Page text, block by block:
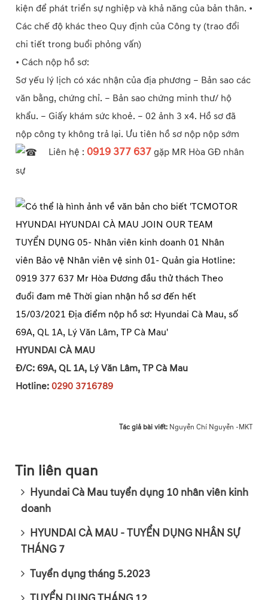
kiện để phát triển sự nghiệp và khả năng của bản thân. •
Các chế độ khác theo Quy định của Công ty (trao đổi
chi tiết trong buổi phỏng vấn)
• Cách nộp hồ sơ:
Sơ yếu lý lịch có xác nhận của địa phương – Bản sao các
văn bằng, chứng chỉ. – Bản sao chứng minh thư/ hộ
khẩu. – Giấy khám sức khoẻ. – 02 ảnh 3 x4. Hồ sơ đã
nộp công ty không trả lại. Ưu tiên hồ sơ nộp nộp sớm
Liên hệ : 0919 377 637 gặp MR Hòa GĐ nhân
sự
HYUNDAI CÀ MAU
Đ/C: 69A, QL 1A, Lý Văn Lâm, TP Cà Mau
Hotline: 0290 3716789
Tác giả bài viết: Nguyễn Chí Nguyễn -MKT
Tin liên quan
Hyundai Cà Mau tuyển dụng 10 nhân viên kinh
doanh
HYUNDAI CÀ MAU - TUYỂN DỤNG NHÂN SỰ
THÁNG 7
Tuyển dụng tháng 5.2023